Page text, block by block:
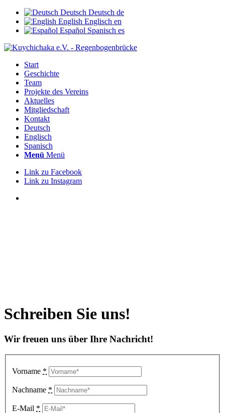
Deutsch Deutsch de
English Englisch en
Español Spanisch es
Start
Geschichte
Team
Projekte des Vereins
Aktuelles
Mitgliedschaft
Kontakt
Deutsch
Englisch
Spanisch
Menü Menü
Link zu Facebook
Link zu Instagram
Schreiben Sie uns!
Wir freuen uns über Ihre Nachricht!
Vorname *
Nachname *
E-Mail *